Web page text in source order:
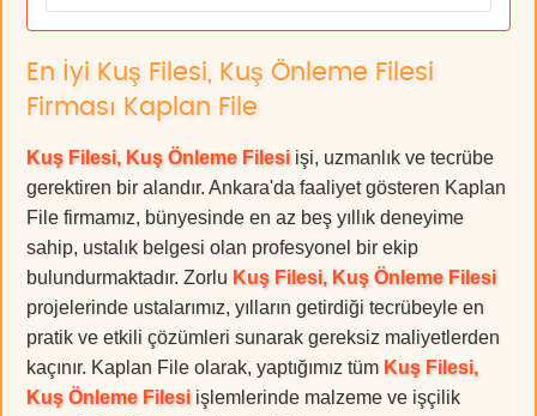
En İyi Kuş Filesi, Kuş Önleme Filesi
Firması Kaplan File
Kuş Filesi, Kuş Önleme Filesi işi, uzmanlık ve tecrübe
gerektiren bir alandır. Ankara'da faaliyet gösteren Kaplan
File firmamız, bünyesinde en az beş yıllık deneyime
sahip, ustalık belgesi olan profesyonel bir ekip
bulundurmaktadır. Zorlu Kuş Filesi, Kuş Önleme Filesi
projelerinde ustalarımız, yılların getirdiği tecrübeyle en
pratik ve etkili çözümleri sunarak gereksiz maliyetlerden
kaçınır. Kaplan File olarak, yaptığımız tüm Kuş Filesi,
Kuş Önleme Filesi işlemlerinde malzeme ve işçilik